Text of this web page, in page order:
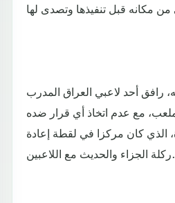
رافق أحد لاعبي العراق المدرب
مع عدم اتخاذ أي قرار ضده
الذي كان مركزا في لقطة إعادة
ركلة الجزاء والحديث مع اللاعبين.